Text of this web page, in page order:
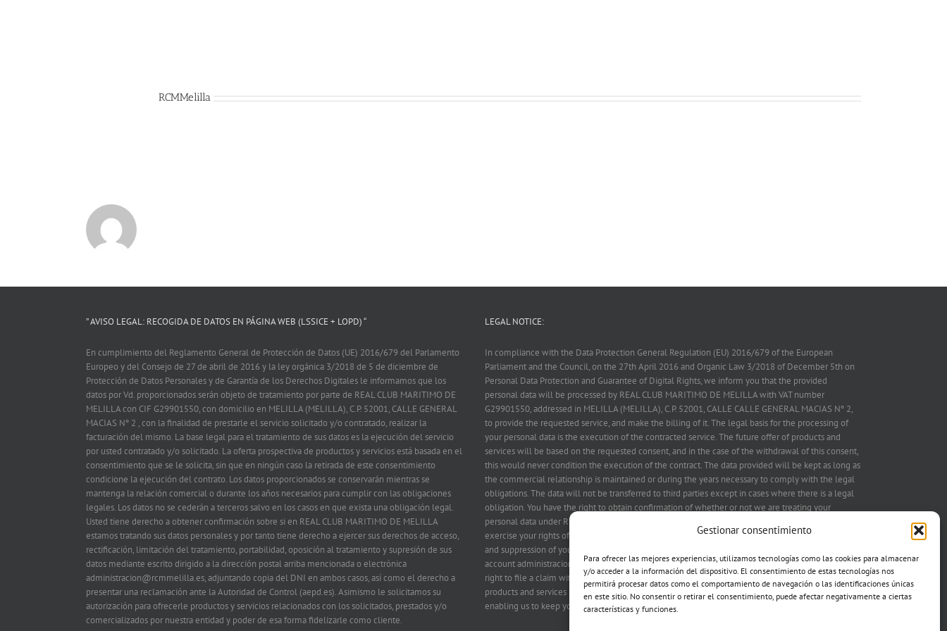
Gestionar consentimiento
Para ofrecer las mejores experiencias, utilizamos tecnologías como las cookies para almacenar
y/o acceder a la información del dispositivo. El consentimiento de estas tecnologías nos
permitirá procesar datos como el comportamiento de navegación o las identificaciones únicas
en este sitio. No consentir o retirar el consentimiento, puede afectar negativamente a ciertas
características y funciones.
RCMMelilla
” AVISO LEGAL: RECOGIDA DE DATOS EN PÁGINA WEB (LSSICE + LOPD) “
En cumplimiento del Reglamento General de Protección de Datos (UE) 2016/679 del Parlamento
Europeo y del Consejo de 27 de abril de 2016 y la ley orgánica 3/2018 de 5 de diciembre de
Protección de Datos Personales y de Garantía de los Derechos Digitales le informamos que los
datos por Vd. proporcionados serán objeto de tratamiento por parte de REAL CLUB MARITIMO DE
MELILLA con CIF G29901550, con domicilio en MELILLA (MELILLA), C.P. 52001, CALLE GENERAL
MACIAS Nº 2 , con la finalidad de prestarle el servicio solicitado y/o contratado, realizar la
facturación del mismo. La base legal para el tratamiento de sus datos es la ejecución del servicio
por usted contratado y/o solicitado. La oferta prospectiva de productos y servicios está basada en el
consentimiento que se le solicita, sin que en ningún caso la retirada de este consentimiento
condicione la ejecución del contrato. Los datos proporcionados se conservarán mientras se
mantenga la relación comercial o durante los años necesarios para cumplir con las obligaciones
legales. Los datos no se cederán a terceros salvo en los casos en que exista una obligación legal.
Usted tiene derecho a obtener confirmación sobre si en REAL CLUB MARITIMO DE MELILLA
estamos tratando sus datos personales y por tanto tiene derecho a ejercer sus derechos de acceso,
rectificación, limitación del tratamiento, portabilidad, oposición al tratamiento y supresión de sus
datos mediante escrito dirigido a la dirección postal arriba mencionada o electrónica
administracion@rcmmelilla.es, adjuntando copia del DNI en ambos casos, así como el derecho a
presentar una reclamación ante la Autoridad de Control (aepd.es). Asimismo le solicitamos su
autorización para ofrecerle productos y servicios relacionados con los solicitados, prestados y/o
comercializados por nuestra entidad y poder de esa forma fidelizarle como cliente.
LEGAL NOTICE:
In compliance with the Data Protection General Regulation (EU) 2016/679 of the European
Parliament and the Council, on the 27th April 2016 and Organic Law 3/2018 of December 5th on
Personal Data Protection and Guarantee of Digital Rights, we inform you that the provided
personal data will be processed by REAL CLUB MARITIMO DE MELILLA with VAT number
G29901550, addressed in MELILLA (MELILLA), C.P. 52001, CALLE CALLE GENERAL MACIAS Nº 2,
to provide the requested service, and make the billing of it. The legal basis for the processing of
your personal data is the execution of the contracted service. The future offer of products and
services will be based on the requested consent, and in the case of the withdrawal of this consent,
this would never condition the execution of the contract. The data provided will be kept as long as
the commercial relationship is maintained or during the years necessary to comply with the legal
obligations. The data will not be transferred to third parties except in cases where there is a legal
obligation. You have the right to obtain confirmation of whether or not we are treating your
personal data under REAL CLUB MARITIMO DE MELILLA and therefore you have the right to
exercise your rights of access, rectification, treatment limitation, portability, opposition to treatment
and suppression of your data by writing to the address postal mentioned above or electronic
account administracion@rcmmelilla.es attached mail copy of the ID in both cases, as well as the
right to file a claim with the Control Authority (aepd.es). We also request authorization to offer you
products and services related to those requested, executed and/or marketed by our company
enabling us to keep you as a client.